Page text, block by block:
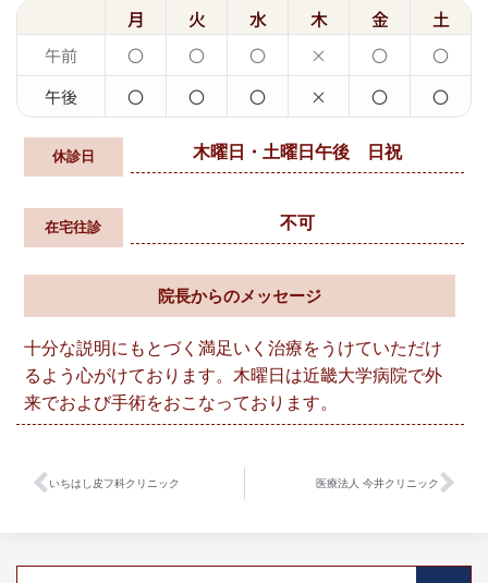
月 火 水 木 金 土
午前 〇 〇 〇 × 〇
〇
午後
〇 〇 〇 × 〇 〇
休診日 木曜日・土曜日午後 日祝
在宅往診 不可
院長からのメッセージ
十分な説明にもとづく満足いく治療をうけていただけ
るよう心がけております。木曜日は近畿大学病院で外
来でおよび手術をおこなっております。
いちはし皮フ科クリニック 医療法人 今井クリニック